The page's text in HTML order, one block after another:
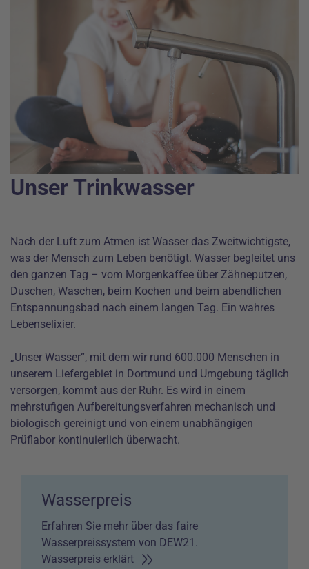
Unser Trinkwasser
Nach der Luft zum Atmen ist Wasser das Zweitwichtigste,
was der Mensch zum Leben benötigt. Wasser begleitet uns
den ganzen Tag – vom Morgenkaffee über Zähneputzen,
Duschen, Waschen, beim Kochen und beim abendlichen
Entspannungsbad nach einem langen Tag. Ein wahres
Lebenselixier.
„Unser Wasser“, mit dem wir rund 600.000 Menschen in
unserem Liefergebiet in Dortmund und Umgebung täglich
versorgen, kommt aus der Ruhr. Es wird in einem
mehrstufigen Aufbereitungsverfahren mechanisch und
biologisch gereinigt und von einem unabhängigen
Prüflabor kontinuierlich überwacht.
Wasserpreis
Erfahren Sie mehr über das faire
Wasserpreissystem von DEW21.
Wasserpreis erklärt